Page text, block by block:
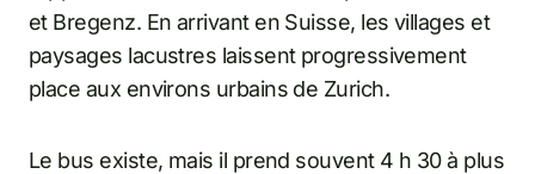
et Bregenz. En arrivant en Suisse, les villages et
paysages lacustres laissent progressivement
place aux environs urbains de Zurich.
Le bus existe, mais il prend souvent 4 h 30 à plus